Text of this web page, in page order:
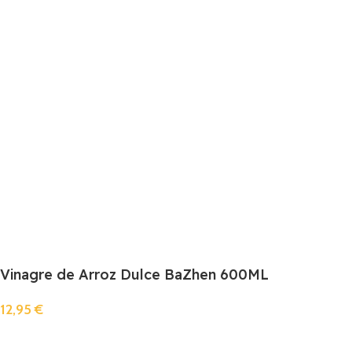
Vinagre de Arroz Dulce BaZhen 600ML
12,95€